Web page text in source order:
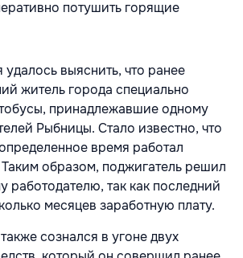
потушить горящие
удалось выяснить, что ранее
житель города специально
принадлежавшие одному
Рыбницы. Стало известно, что
время работал
образом, поджигатель решил
работодателю, так как последний
месяцев заработную плату.
сознался в угоне двух